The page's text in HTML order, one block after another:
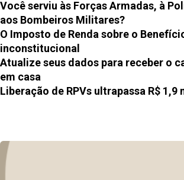
Você serviu às Forças Armadas, à
aos Bombeiros Militares?
O Imposto de Renda sobre o
inconstitucional
Atualize seus dados para receber o
em casa
Liberação de RPVs ultrapassa R$ 1,9